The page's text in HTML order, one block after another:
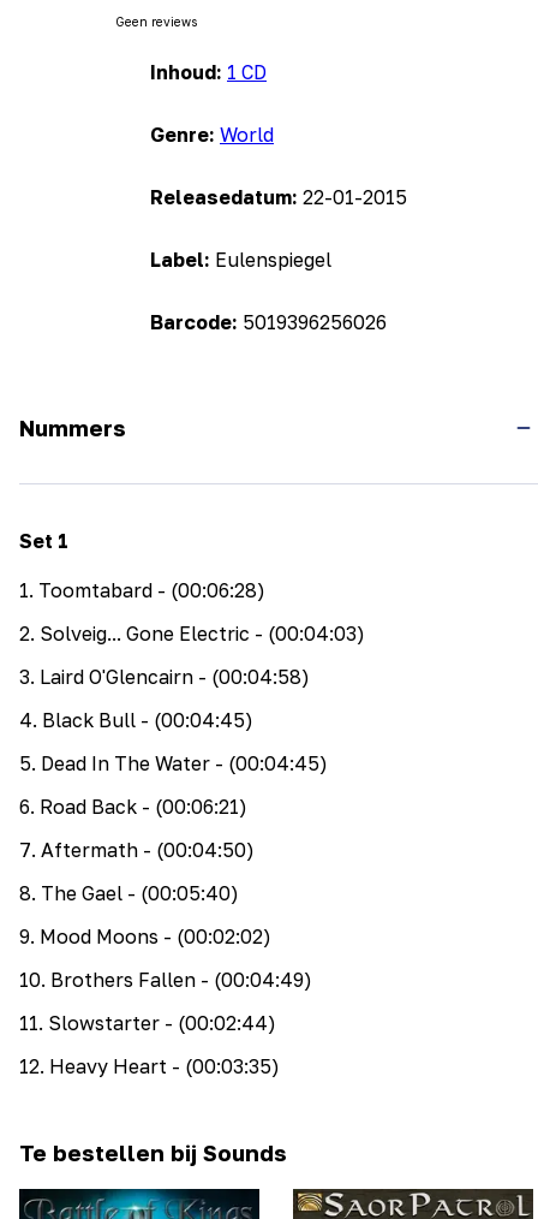
Inhoud: 1 CD
Genre: World
Releasedatum: 22-01-2015
Label: Eulenspiegel
Barcode: 5019396256026
Geen reviews
Nummers
Set 1
1. Toomtabard - (00:06:28)
2. Solveig... Gone Electric - (00:04:03)
3. Laird O'Glencairn - (00:04:58)
4. Black Bull - (00:04:45)
5. Dead In The Water - (00:04:45)
6. Road Back - (00:06:21)
7. Aftermath - (00:04:50)
8. The Gael - (00:05:40)
9. Mood Moons - (00:02:02)
10. Brothers Fallen - (00:04:49)
11. Slowstarter - (00:02:44)
12. Heavy Heart - (00:03:35)
Te bestellen bij Sounds